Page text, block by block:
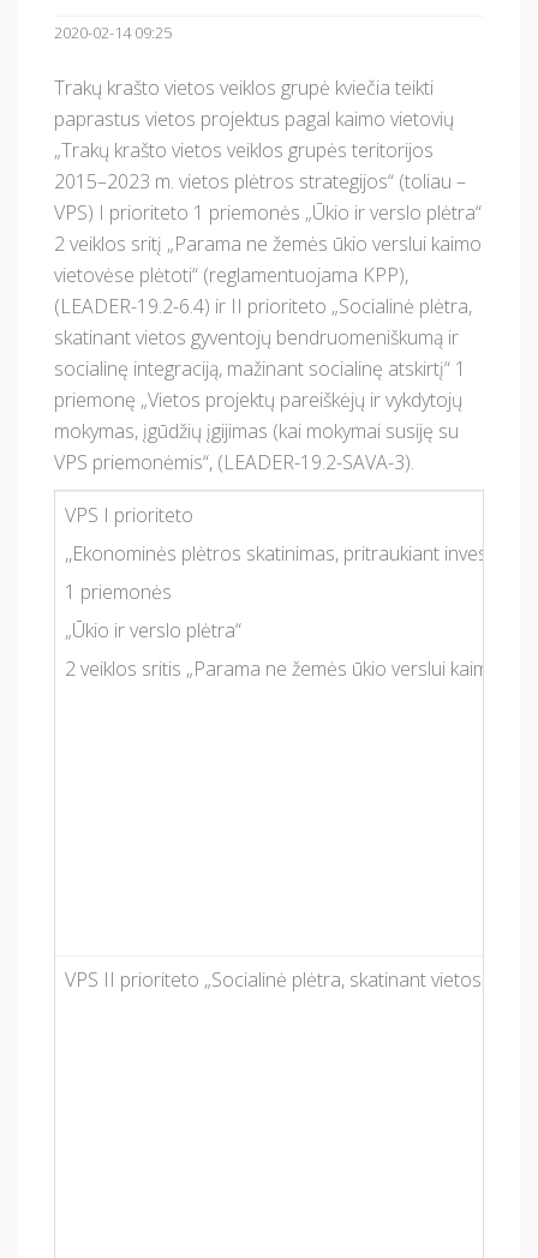
2020-02-14 09:25
Trakų krašto vietos veiklos grupė kviečia teikti
paprastus vietos projektus pagal kaimo vietovių
„Trakų krašto vietos veiklos grupės teritorijos
2015–2023 m. vietos plėtros strategijos“ (toliau –
VPS) I prioriteto 1 priemonės „Ūkio ir verslo plėtra“
2 veiklos sritį „Parama ne žemės ūkio verslui kaimo
vietovėse plėtoti“ (reglamentuojama KPP),
(LEADER-19.2-6.4) ir II prioriteto „Socialinė plėtra,
skatinant vietos gyventojų bendruomeniškumą ir
socialinę integraciją, mažinant socialinę atskirtį“ 1
priemonę „Vietos projektų pareiškėjų ir vykdytojų
mokymas, įgūdžių įgijimas (kai mokymai susiję su
VPS priemonėmis“, (LEADER-19.2-SAVA-3).
VPS I prioriteto
,,Ekonominės plėtros skatinimas, pritraukiant
1 priemonės
„Ūkio ir verslo plėtra“
2 veiklos sritis „Parama ne žemės ūkio verslui kaimo
VPS II prioriteto „Socialinė plėtra, skatinant vietos